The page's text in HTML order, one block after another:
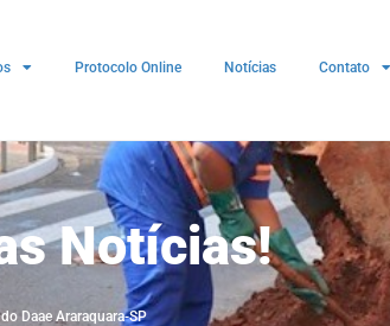
Protocolo Online Notícias Contato
Notícias!
Daae Araraquara-SP